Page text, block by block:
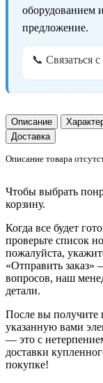
оборудованием
предложение.
📞 Связаться
Описание
Доставка
Описание товара
Чтобы выбрать
корзину.
Когда все будет
проверьте список
пожалуйста,
«Отправить
вопросов, наш
детали.
После вы получите
указанную вами
— это с
доставки
покупке!